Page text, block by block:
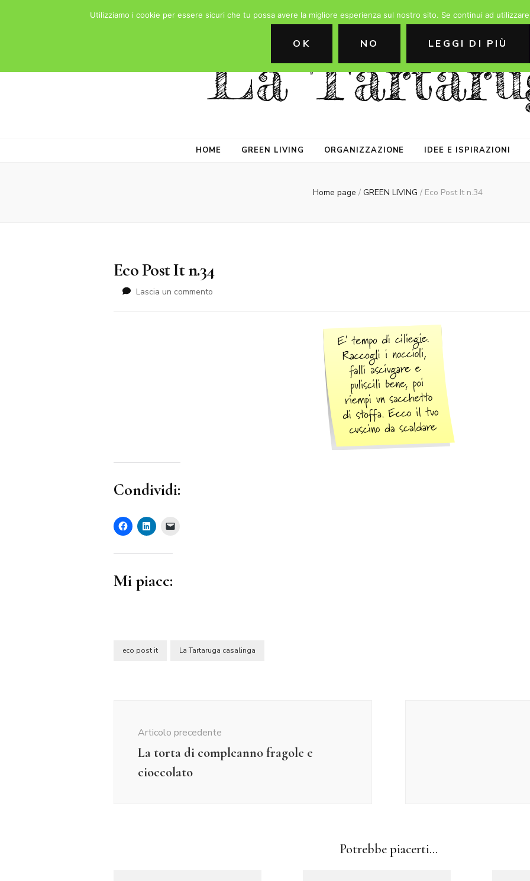
La
HOME GREEN LIVING ORGANIZZAZIONE IDEE E ISPIRAZIONI
Home page / GREEN LIVING / Eco Post It n.34
Eco Post It n.34
Lascia un commento
Condividi:
Mi piace:
eco post it La Tartaruga casalinga
Articolo precedente
La torta di compleanno fragole e
cioccolato
Potrebbe piacerti...
Utilizziamo i cookie per essere sicuri che tu possa avere la migliore esperienza sul nostro sito. Se continui ad
OK NO LEGGI DI PIÙ